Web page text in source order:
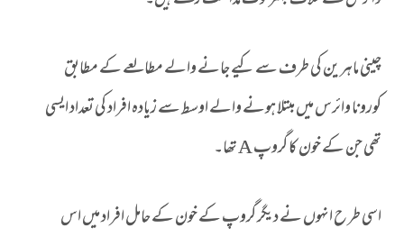
چینی ماہرین کی طرف سے کیے جانے والے مطالعے کے مطابق
کورونا وائرس میں مبتلا ہونے والے اوسط سے زیادہ افراد کی تعداد ایسی
تھی جن کے خون کا گروپ A تھا۔
اسی طر ح انہوں نے دیگر گروپ کے خون کے حامل افراد میں اس